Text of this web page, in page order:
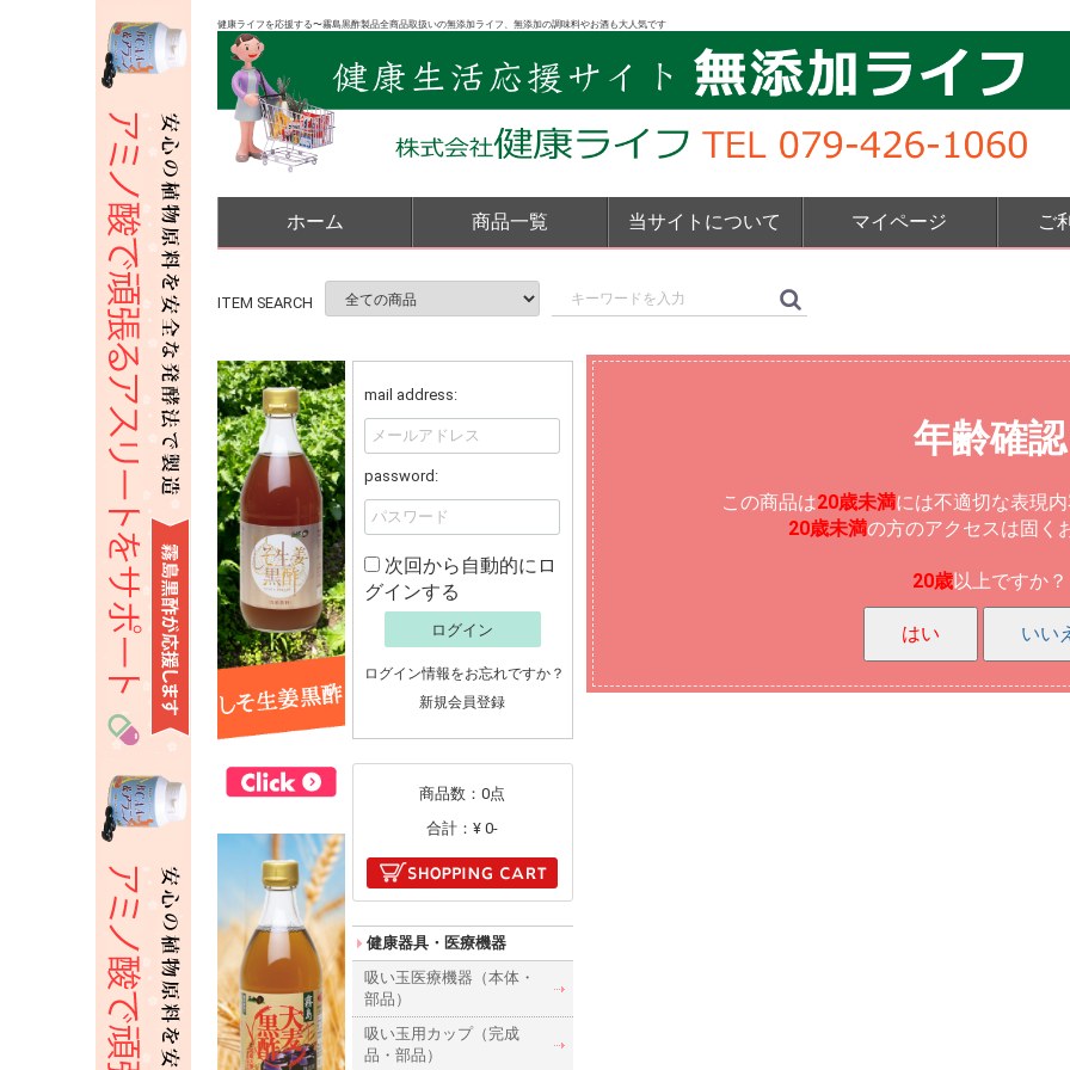
健康ライフを応援する〜霧島黒酢製品全商品取扱いの無添加ライフ、無添加の調味料やお酒も大人気です
ホーム 商品一覧 当サイトについて マイページ ご
ITEM SEARCH
年齢確認
この商品は20歳未満には不適切な表現
20歳未満の方のアクセスは固く
20歳以上ですか？
はい いい
mail address:
password:
次回から自動的にロ
グインする
ログイン
ログイン情報をお忘れですか？
新規会員登録
商品数：0点
合計：¥ 0-
健康器具・医療機器
吸い玉医療機器（本体・
部品）
吸い玉用カップ（完成
品・部品）